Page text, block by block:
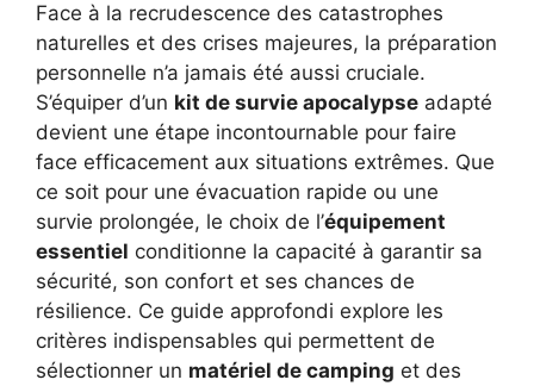
Face à la recrudescence des catastrophes
naturelles et des crises majeures, la préparation
personnelle n’a jamais été aussi cruciale.
S’équiper d’un kit de survie apocalypse adapté
devient une étape incontournable pour faire
face efficacement aux situations extrêmes. Que
ce soit pour une évacuation rapide ou une
survie prolongée, le choix de l’équipement
essentiel conditionne la capacité à garantir sa
sécurité, son confort et ses chances de
résilience. Ce guide approfondi explore les
critères indispensables qui permettent de
sélectionner un matériel de camping et des